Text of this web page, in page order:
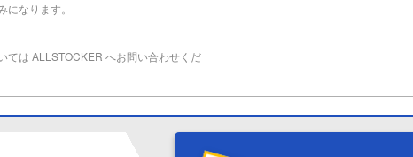
なります。
ては ALLSTOCKER へお問い合わせくだ